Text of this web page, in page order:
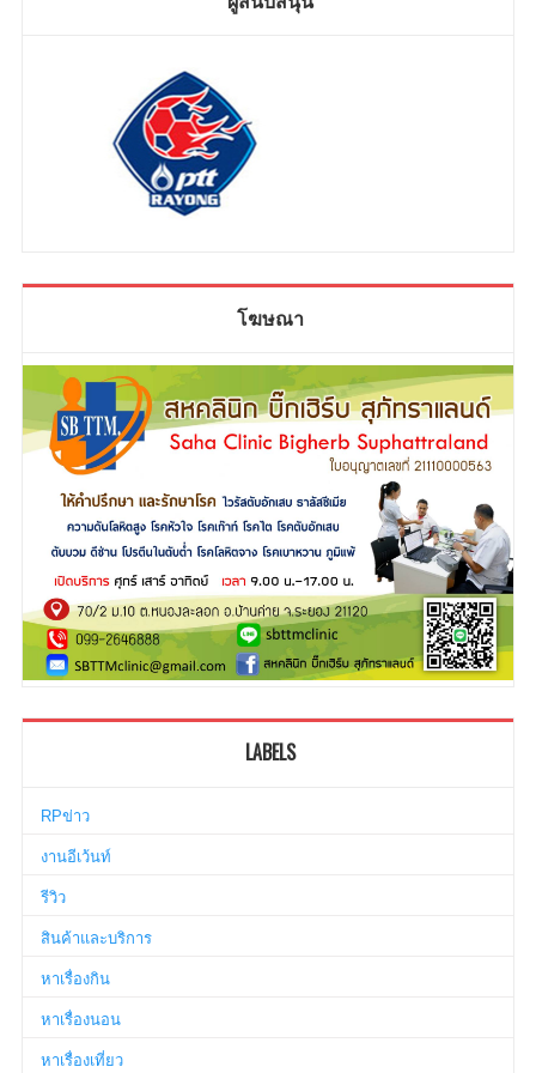
โฆษณา
LABELS
RPข่าว
งานอีเว้นท์
รีวิว
สินค้าและบริการ
หาเรื่องกิน
หาเรื่องนอน
หาเรื่องเที่ยว